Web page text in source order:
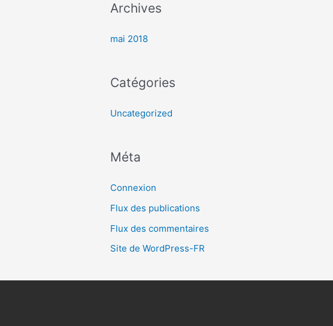
Archives
mai 2018
Catégories
Uncategorized
Méta
Connexion
Flux des publications
Flux des commentaires
Site de WordPress-FR